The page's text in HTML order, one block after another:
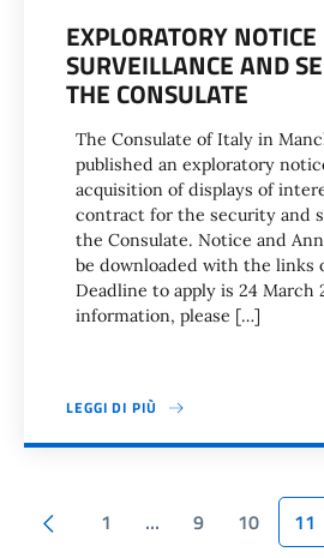
EXPLORATORY
SURVEILLANCE AND
THE CONSULATE
The Consulate of Italy in
published an exploratory
acquisition of displays of
contract for the security and
the Consulate. Notice and
be downloaded with the links
Deadline to apply is 24 March
information, please […]
LEGGI DI PIÙ
Paginazione
Pagina precedente
1 … 9 10 11